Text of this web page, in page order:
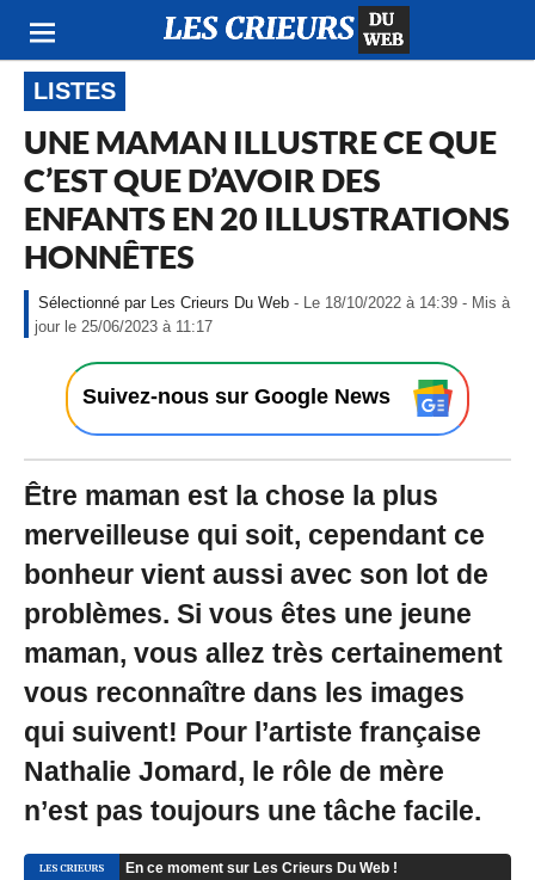
LISTES
UNE MAMAN ILLUSTRE CE QUE
C’EST QUE D’AVOIR DES
ENFANTS EN 20 ILLUSTRATIONS
HONNÊTES
Les Crieurs Du Web - Le 18/10/2022 à 14:39 - Mis à
jour le 25/06/2023 à 11:17
1
/
1
/
2
2
à
1
4
:
9
M
i
s
j
Suivez-nous sur Google News
Être maman est la chose la plus
merveilleuse qui soit, cependant ce
bonheur vient aussi avec son lot de
problèmes. Si vous êtes une jeune
maman, vous allez très certainement
vous reconnaître dans les images
qui suivent! Pour l’artiste française
Nathalie Jomard, le rôle de mère
n’est pas toujours une tâche facile.